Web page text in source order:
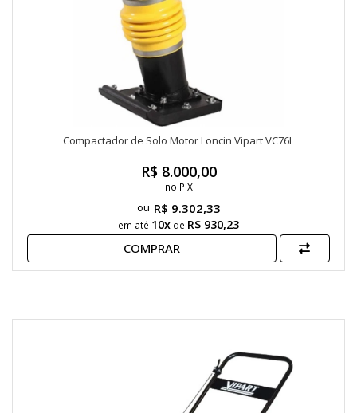
Compactador de Solo Motor Loncin Vipart VC76L
R$ 9.302,33
em até 10x de R$ 930,23
R$ 8.000,00
no PIX
COMPRAR